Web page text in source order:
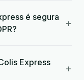
é segura
+
Express
+